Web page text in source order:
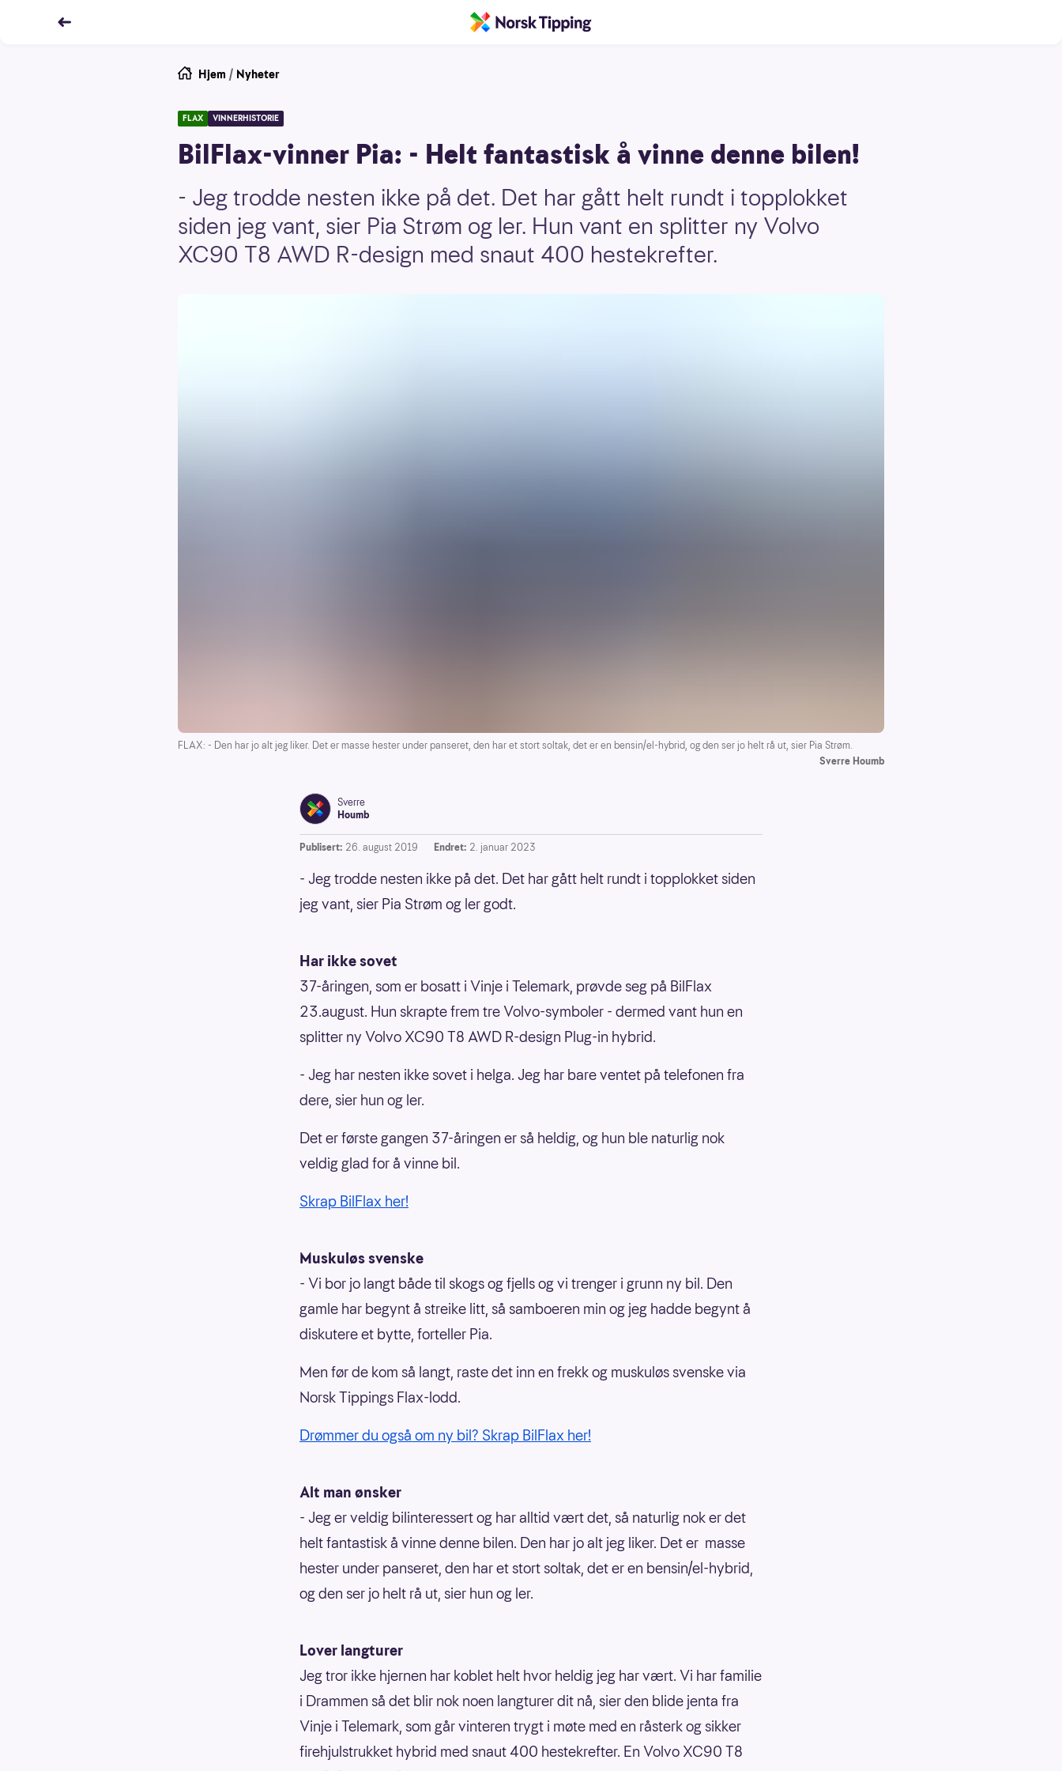
Hjem / Nyheter
FLAX VINNERHISTORIE
BilFlax-vinner Pia: - Helt fantastisk å vinne denne bilen!
- Jeg trodde nesten ikke på det. Det har gått helt rundt i topplokket
siden jeg vant, sier Pia Strøm og ler. Hun vant en splitter ny Volvo
XC90 T8 AWD R-design med snaut 400 hestekrefter.
FLAX: - Den har jo alt jeg liker. Det er masse hester under panseret, den har et stort soltak, det er en bensin/el-hybrid, og den ser jo helt rå ut, sier Pia Strøm.
Sverre Houmb
Sverre
Houmb
Publisert: 26. august 2019 Endret: 2. januar 2023
- Jeg trodde nesten ikke på det. Det har gått helt rundt i topplokket siden
jeg vant, sier Pia Strøm og ler godt.
Har ikke sovet
37-åringen, som er bosatt i Vinje i Telemark, prøvde seg på BilFlax
23.august. Hun skrapte frem tre Volvo-symboler - dermed vant hun en
splitter ny Volvo XC90 T8 AWD R-design Plug-in hybrid.
- Jeg har nesten ikke sovet i helga. Jeg har bare ventet på telefonen fra
dere, sier hun og ler.
Det er første gangen 37-åringen er så heldig, og hun ble naturlig nok
veldig glad for å vinne bil.
Skrap BilFlax her!
Muskuløs svenske
- Vi bor jo langt både til skogs og fjells og vi trenger i grunn ny bil. Den
gamle har begynt å streike litt, så samboeren min og jeg hadde begynt å
diskutere et bytte, forteller Pia.
Men før de kom så langt, raste det inn en frekk og muskuløs svenske via
Norsk Tippings Flax-lodd.
Drømmer du også om ny bil? Skrap BilFlax her!
Alt man ønsker
- Jeg er veldig bilinteressert og har alltid vært det, så naturlig nok er det
helt fantastisk å vinne denne bilen. Den har jo alt jeg liker. Det er masse
hester under panseret, den har et stort soltak, det er en bensin/el-hybrid,
og den ser jo helt rå ut, sier hun og ler.
Lover langturer
Jeg tror ikke hjernen har koblet helt hvor heldig jeg har vært. Vi har familie
i Drammen så det blir nok noen langturer dit nå, sier den blide jenta fra
Vinje i Telemark, som går vinteren trygt i møte med en råsterk og sikker
firehjulstrukket hybrid med snaut 400 hestekrefter. En Volvo XC90 T8